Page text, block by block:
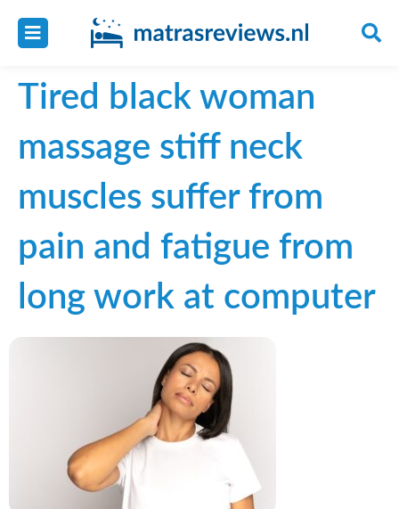
Tired black woman
massage stiff neck
muscles suffer from
pain and fatigue from
long work at computer